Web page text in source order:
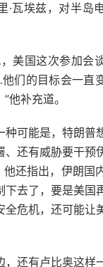
·瓦埃兹，对半岛
美国这次参加会
们的目标会一直
他补充道。
可能是，特朗普
、还有威胁要干预
他还指出，伊朗国
下去了，要是美国
全危机，还可能让
还有卢比奥这样